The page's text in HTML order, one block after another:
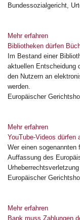
Bundessozialgericht,
Mehr erfahren
Bibliotheken dürfen
Im Bestand einer
aktuellen Entscheidung
den Nutzern an
werden.
Europäischer
Mehr erfahren
YouTube-Videos dürfen
Wer einen
Auffassung des
Europäischer
Mehr erfahren
Bank muss Zahlungen